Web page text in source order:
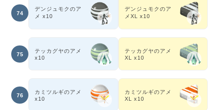
74
デンジュモクのア
メ x10
デンジュモクのア
メXL x10
75
テッカグヤのアメ
x10
テッカグヤのアメ
XL x10
76
カミツルギのアメ
x10
カミツルギのアメ
XL x10